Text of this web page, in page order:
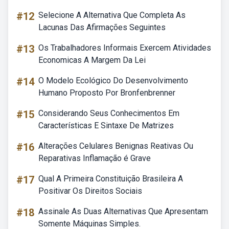
#12 Selecione A Alternativa Que Completa As
Lacunas Das Afirmações Seguintes
#13 Os Trabalhadores Informais Exercem Atividades
Economicas A Margem Da Lei
#14 O Modelo Ecológico Do Desenvolvimento
Humano Proposto Por Bronfenbrenner
#15 Considerando Seus Conhecimentos Em
Características E Sintaxe De Matrizes
#16 Alterações Celulares Benignas Reativas Ou
Reparativas Inflamação é Grave
#17 Qual A Primeira Constituição Brasileira A
Positivar Os Direitos Sociais
#18 Assinale As Duas Alternativas Que Apresentam
Somente Máquinas Simples.